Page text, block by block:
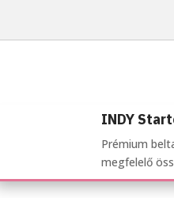
INDY
Prémium
megfelelő